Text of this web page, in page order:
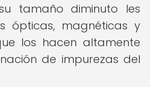
tamaño diminuto les
ópticas, magnéticas y
los hacen altamente
de impurezas del